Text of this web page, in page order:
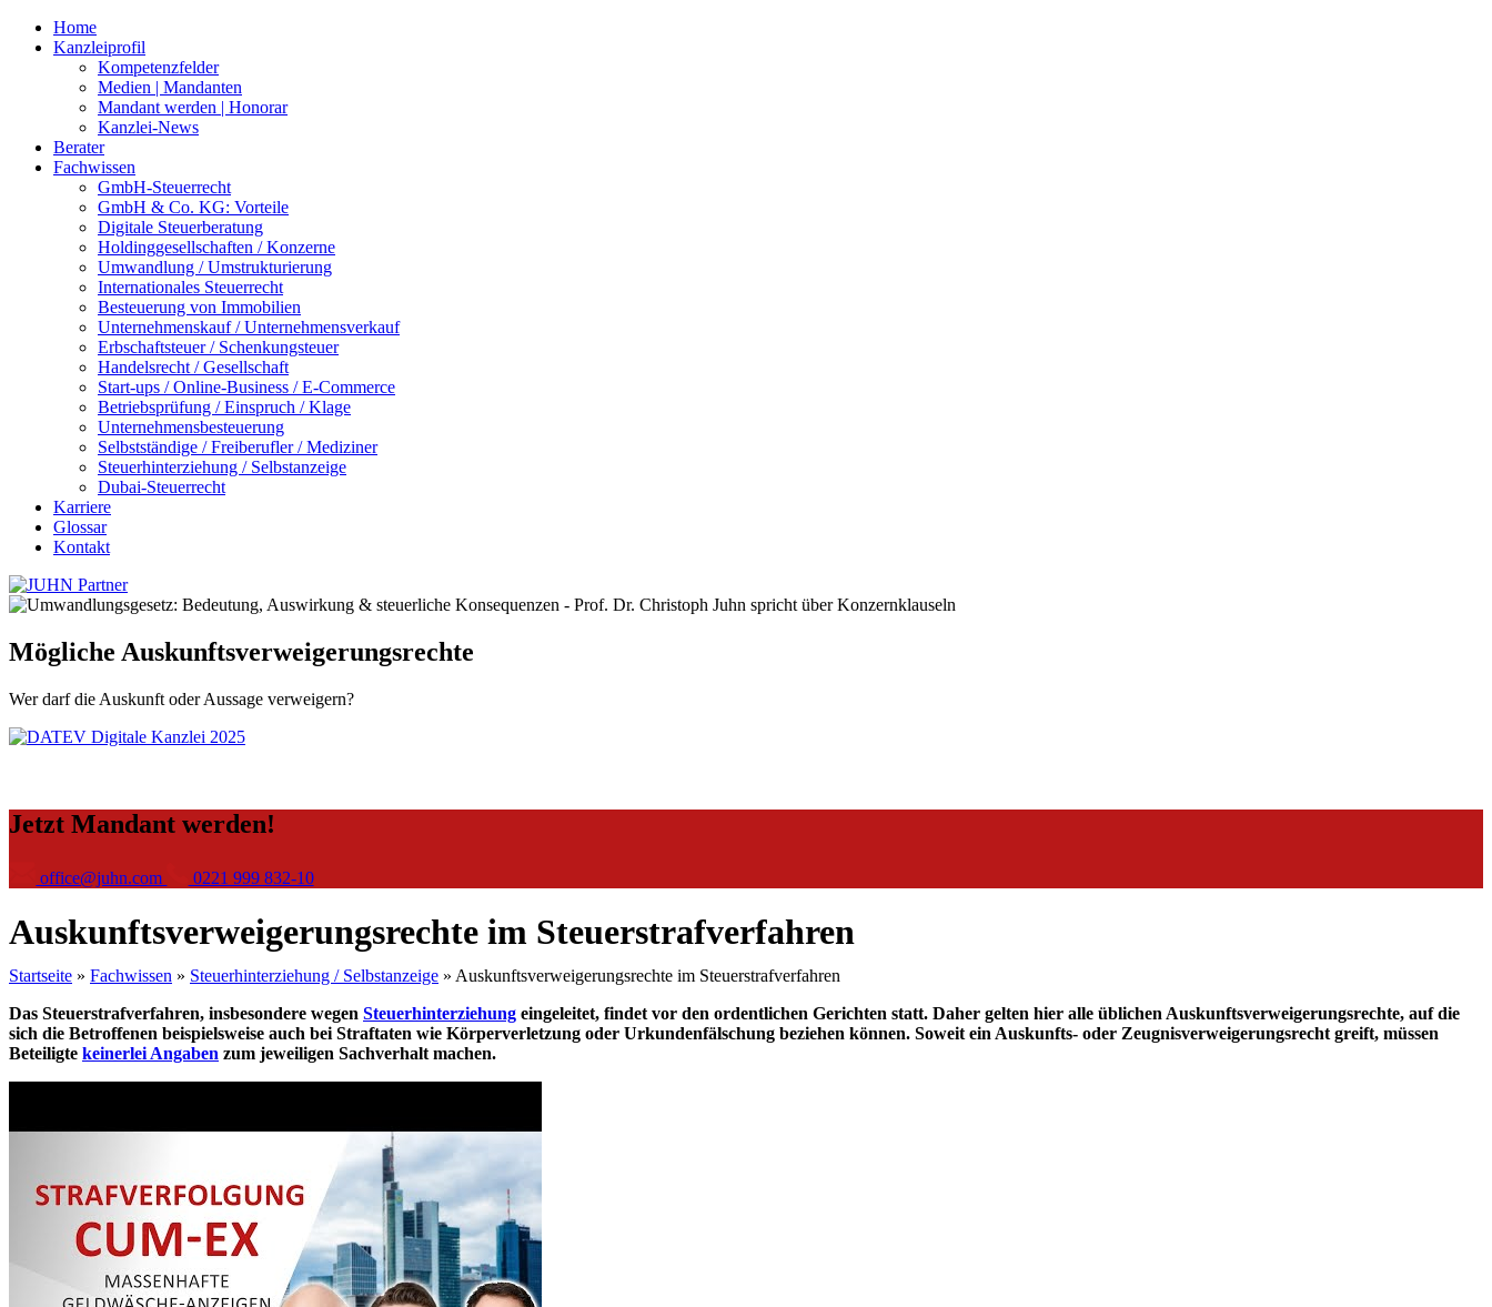
Home
Kanzleiprofil
Kompetenzfelder
Medien | Mandanten
Mandant werden | Honorar
Kanzlei-News
Berater
Fachwissen
GmbH-Steuerrecht
GmbH & Co. KG: Vorteile
Digitale Steuerberatung
Holdinggesellschaften / Konzerne
Umwandlung / Umstrukturierung
Internationales Steuerrecht
Besteuerung von Immobilien
Unternehmenskauf / Unternehmensverkauf
Erbschaftsteuer / Schenkungsteuer
Handelsrecht / Gesellschaft
Start-ups / Online-Business / E-Commerce
Betriebsprüfung / Einspruch / Klage
Unternehmensbesteuerung
Selbstständige / Freiberufler / Mediziner
Steuerhinterziehung / Selbstanzeige
Dubai-Steuerrecht
Karriere
Glossar
Kontakt
Mögliche Auskunftsverweigerungsrechte
Wer darf die Auskunft oder Aussage verweigern?
Jetzt Mandant werden!
office@juhn.com 0221 999 832-10
Auskunftsverweigerungsrechte im Steuerstrafverfahren
Startseite » Fachwissen » Steuerhinterziehung / Selbstanzeige » Auskunftsverweigerungsrechte im Steuerstrafverfahren
Das Steuerstrafverfahren, insbesondere wegen Steuerhinterziehung eingeleitet, findet vor den ordentlichen Gerichten statt. Daher gelten hier alle üblichen Auskunftsverweigerungsrechte, auf die
sich die Betroffenen beispielsweise auch bei Straftaten wie Körperverletzung oder Urkundenfälschung beziehen können. Soweit ein Auskunfts- oder Zeugnisverweigerungsrecht greift, müssen
Beteiligte keinerlei Angaben zum jeweiligen Sachverhalt machen.